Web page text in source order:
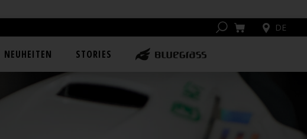
NEUHEITEN STORIES
DE